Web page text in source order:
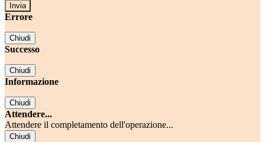
Errore
Chiudi
Successo
Chiudi
Informazione
Chiudi
Attendere...
Attendere il completamento dell'operazione...
Chiudi